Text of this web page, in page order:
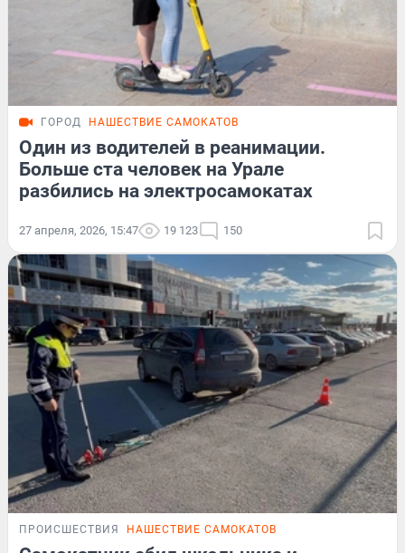
ГОРОД НАШЕСТВИЕ САМОКАТОВ
Один из водителей в реанимации.
Больше ста человек на Урале
разбились на электросамокатах
27 апреля, 2026, 15:47 19 123 150
ПРОИСШЕСТВИЯ НАШЕСТВИЕ САМОКАТОВ